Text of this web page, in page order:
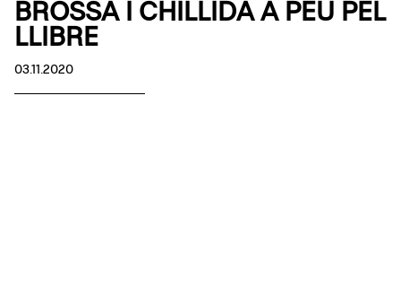
BROSSA I CHILLIDA A PEU PEL
LLIBRE
03.11.2020